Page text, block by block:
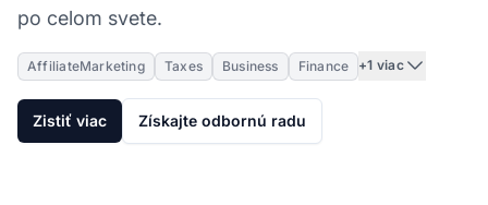
po celom svete.
AffiliateMarketing Taxes Business Finance +1 viac
Zistiť viac Získajte odbornú radu